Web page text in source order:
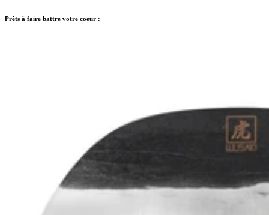
Prêts à faire battre votre coeur :